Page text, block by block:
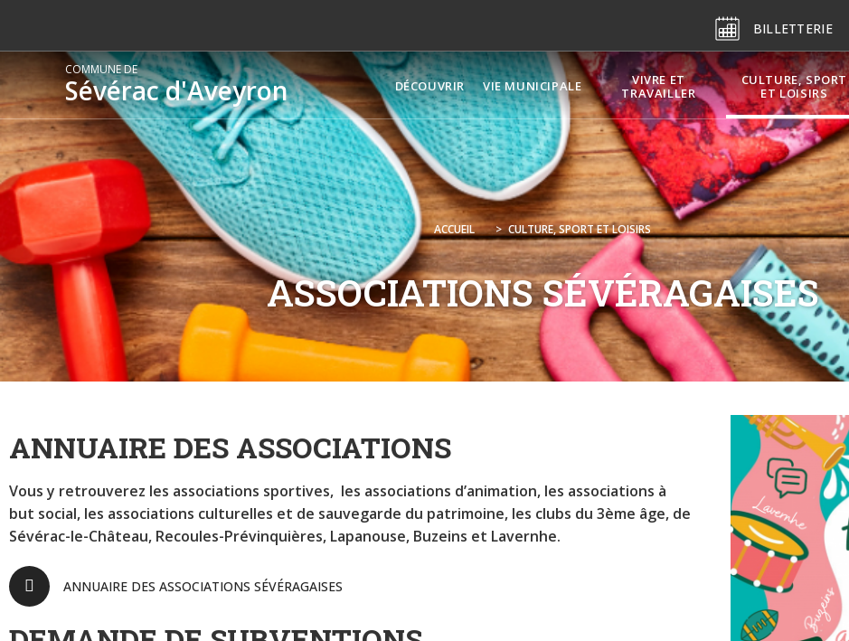
BILLETTERIE
COMMUNE DE
Sévérac d'Aveyron DÉCOUVRIR VIE MUNICIPALE
VIVRE ET
TRAVAILLER
CULTURE, SPORT
ET LOISIRS
ACCUEIL > CULTURE, SPORT ET LOISIRS
ASSOCIATIONS SÉVÉRAGAISES
ANNUAIRE DES ASSOCIATIONS
Vous y retrouverez les associations sportives, les associations d’animation, les associations à
but social, les associations culturelles et de sauvegarde du patrimoine, les clubs du 3ème âge, de
Sévérac-le-Château, Recoules-Prévinquières, Lapanouse, Buzeins et Lavernhe.
ANNUAIRE DES ASSOCIATIONS SÉVÉRAGAISES